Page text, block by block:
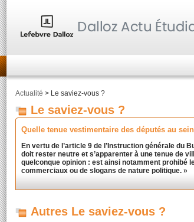
Actualité > Le saviez-vous ?
Le saviez-vous ?
Quelle tenue vestimentaire des députés au
En vertu de l’article 9 de l’Instruction générale du
doit rester neutre et s’apparenter à une tenue de
quelconque opinion : est ainsi notamment prohibé
commerciaux ou de slogans de nature politique. »
Autres Le saviez-vous ?